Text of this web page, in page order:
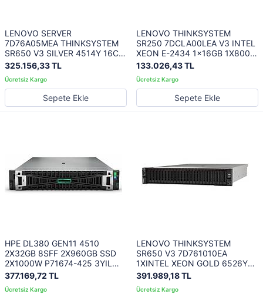
LENOVO SERVER
7D76A05MEA THINKSYSTEM
SR650 V3 SILVER 4514Y 16C
2.0GHz 1x32GB 5600MHz
940-8i 4GB 1x1100W
TITANIUM XCC2 PLATINUM 2U
RACK
325.156,33 TL
Sepete Ekle
LENOVO THINKSYSTEM
SR250 7DCLA00LEA V3 INTEL
XEON E-2434 1x16GB 1X800W
3 YIL YERİNDE GARANTİ
133.026,43 TL
Sepete Ekle
HPE DL380 GEN11 4510
2X32GB 8SFF 2X960GB SSD
2X1000W P71674-425 3YIL
YERİNDE GARANTİ
377.169,72 TL
LENOVO THINKSYSTEM
SR650 V3 7D761010EA
1XINTEL XEON GOLD 6526Y
16C 1X64GB RAID 940-8I 4GB
391.989,18 TL